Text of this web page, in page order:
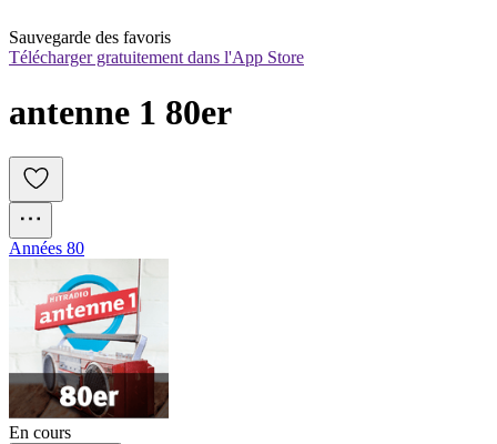
Sauvegarde des favoris
Télécharger gratuitement dans l'App Store
antenne 1 80er
Années 80
En cours